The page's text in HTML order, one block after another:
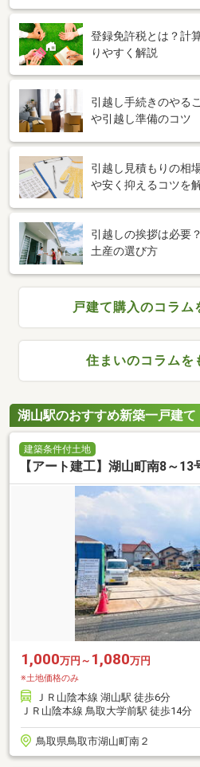
登録免許税とは？計
りやすく解説
引越し手続きのやる
や引越し準備のコツ
引越し見積もりの相
や安く抑えるコツを
引越しの挨拶は必要
土産の選び方
戸建て購入のコラム
住まいのコラムを
湖山駅のおすすめ新築一戸建て
建築条件付土地
【アート建工】湖山町南8～13
1,000万円～ 1,080万円
※土地価格のみ
ＪＲ山陰本線 湖山駅 徒歩6分
ＪＲ山陰本線 鳥取大学前駅 徒歩14分
鳥取県鳥取市湖山町南２